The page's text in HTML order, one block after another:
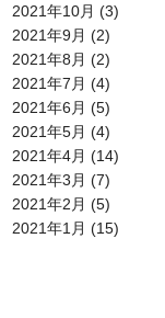
2021年10月 (3)
2021年9月 (2)
2021年8月 (2)
2021年7月 (4)
2021年6月 (5)
2021年5月 (4)
2021年4月 (14)
2021年3月 (7)
2021年2月 (5)
2021年1月 (15)